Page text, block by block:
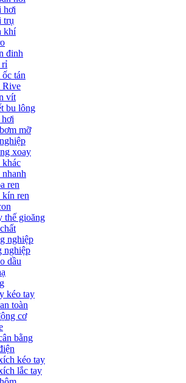
hơi
trụ
khí
đinh
rỉ
tán
Rive
vít
bu lông
mỡ
xoay
khác
ren
ren
thế gioăng
nghiệp
nghiệp
dầu
kéo tay
toàn
cơ
bằng
kéo tay
lắc tay